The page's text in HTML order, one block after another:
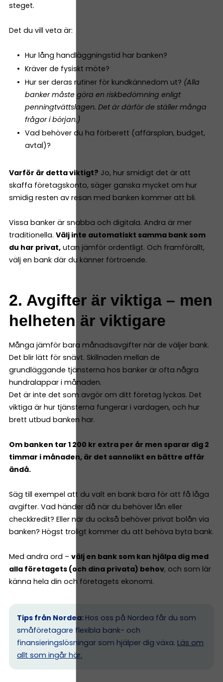
steget.
Det du vill veta är:
Hur lång handläggningstid har banken?
Kräver de fysiskt möte?
Hur ser deras rutiner för kundkännedom ut? (Alla
banker måste göra en riskbedömning enligt
penningtvättslagen. Det är därför de ställer många
frågor i början.)
Vad behöver du ha förberett (affärsplan, budget,
avtal)?
Varför är detta viktigt? Jo, hur smidigt det är att
skaffa företagskonto, säger ganska mycket om hur
smidig resten av resan med banken kommer att bli.
Vissa banker är snabba och digitala. Andra är mer
traditionella. Välj inte automatiskt samma bank som
du har privat, utan jämför ordentligt. Och framförallt,
välj en bank där du känner förtroende.
2. Avgifter är viktiga – men
helheten är viktigare
Många jämför bara månadsavgifter när de väljer bank.
Det blir lätt för snävt. Skillnaden mellan de
grundläggande tjänsterna hos banker är ofta några
hundralappar i månaden.
Det är inte det som avgör om ditt företag lyckas. Det
viktiga är hur tjänsterna fungerar i vardagen, och hur
brett utbud banken har.
Om banken tar 1 200 kr extra per år men sparar dig 2
timmar i månaden, är det sannolikt en bättre affär
ändå.
Säg till exempel att du valt en bank bara för att få låga
avgifter. Vad händer då när du behöver lån eller
checkkredit? Eller när du också behöver privat bolån via
banken? Högst troligt kommer du att behöva byta bank.
Med andra ord – välj en bank som kan hjälpa dig med
alla företagets (och dina privata) behov, och som lär
känna hela din och företagets ekonomi.
Tips från Nordea: Hos oss på Nordea får du som
småföretagare flexibla bank- och
finansieringslösningar som hjälper dig växa. Läs om
allt som ingår här.